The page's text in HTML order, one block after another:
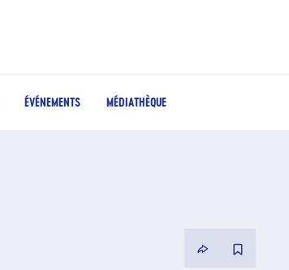
ÉVÉNEMENTS MÉDIATHÈQUE